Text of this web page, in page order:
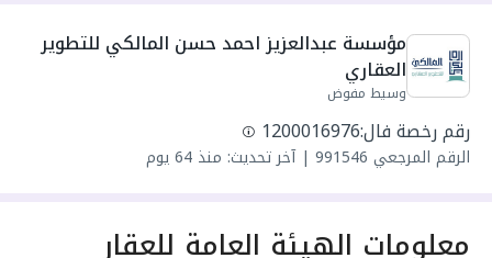
مجلس
واصل كهرباء
واصل مياه
سنة البناء: 2026
مميزات العقار:
- غرفة عاملة منزلية
- مدخلين منفصلين
مؤسسة عبدالعزيز احمد حسن المالكي للتطوير
العقاري
وسيط مفوض
رقم رخصة فال:1200016976
الرقم المرجعي 991546
|آخر تحديث: منذ 64 يوم
معلومات الهيئة العامة للعقار